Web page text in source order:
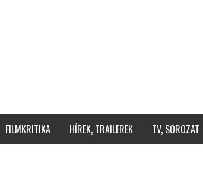
FILMKRITIKA HÍREK, TRAILEREK TV, SOROZAT